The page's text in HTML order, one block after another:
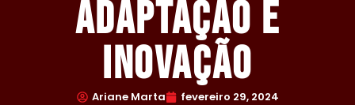
Adaptação e
Inovação
Ariane Marta fevereiro 29, 2024